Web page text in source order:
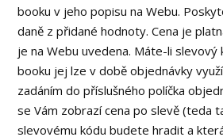
booku v jeho popisu na Webu.
daně z přidané hodnoty. Cena je
je na Webu uvedena. Máte-li slevový
booku jej lze v době objednávky
zadáním do příslušného políčka
se Vám zobrazí cena po slevě (teda
slevovému kódu budete hradit a